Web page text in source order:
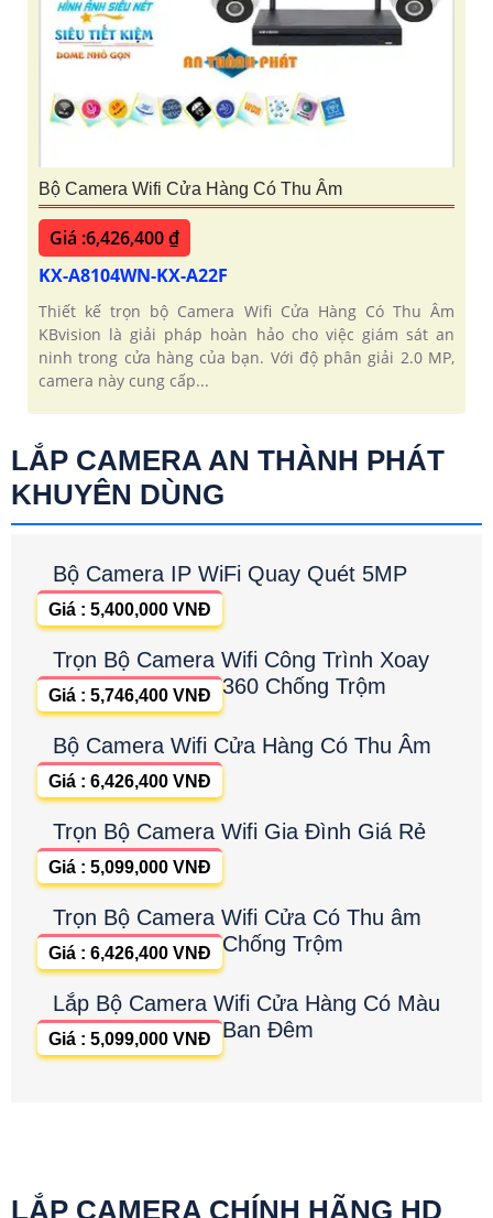
Bộ Camera Wifi Cửa Hàng Có Thu Âm
Giá :6,426,400 ₫
KX-A8104WN-KX-A22F
Thiết kế trọn bộ Camera Wifi Cửa Hàng Có Thu Âm
KBvision là giải pháp hoàn hảo cho việc giám sát an
ninh trong cửa hàng của bạn. Với độ phân giải 2.0 MP,
camera này cung cấp...
LẮP CAMERA AN THÀNH PHÁT
KHUYÊN DÙNG
Bộ Camera IP WiFi Quay Quét 5MP
Giá : 5,400,000 VNĐ
Trọn Bộ Camera Wifi Công Trình Xoay
360 Chống Trộm
Giá : 5,746,400 VNĐ
Bộ Camera Wifi Cửa Hàng Có Thu Âm
Giá : 6,426,400 VNĐ
Trọn Bộ Camera Wifi Gia Đình Giá Rẻ
Giá : 5,099,000 VNĐ
Trọn Bộ Camera Wifi Cửa Có Thu âm
Chống Trộm
Giá : 6,426,400 VNĐ
Lắp Bộ Camera Wifi Cửa Hàng Có Màu
Ban Đêm
Giá : 5,099,000 VNĐ
LẮP CAMERA CHÍNH HÃNG HD